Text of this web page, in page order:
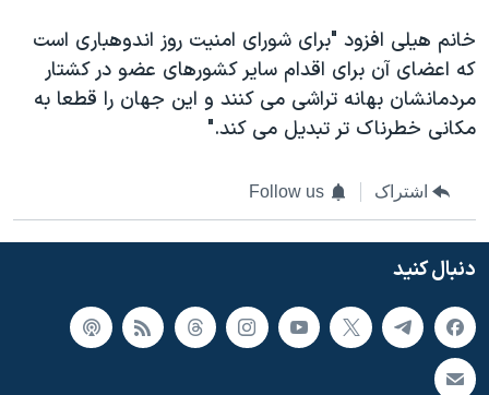
خانم هیلی افزود "برای شورای امنیت روز اندوهباری است
که اعضای آن برای اقدام سایر کشورهای عضو در کشتار
مردمانشان بهانه تراشی می کنند و این جهان را قطعا به
مکانی خطرناک تر تبدیل می کند."
اشتراک Follow us
دنبال کنید